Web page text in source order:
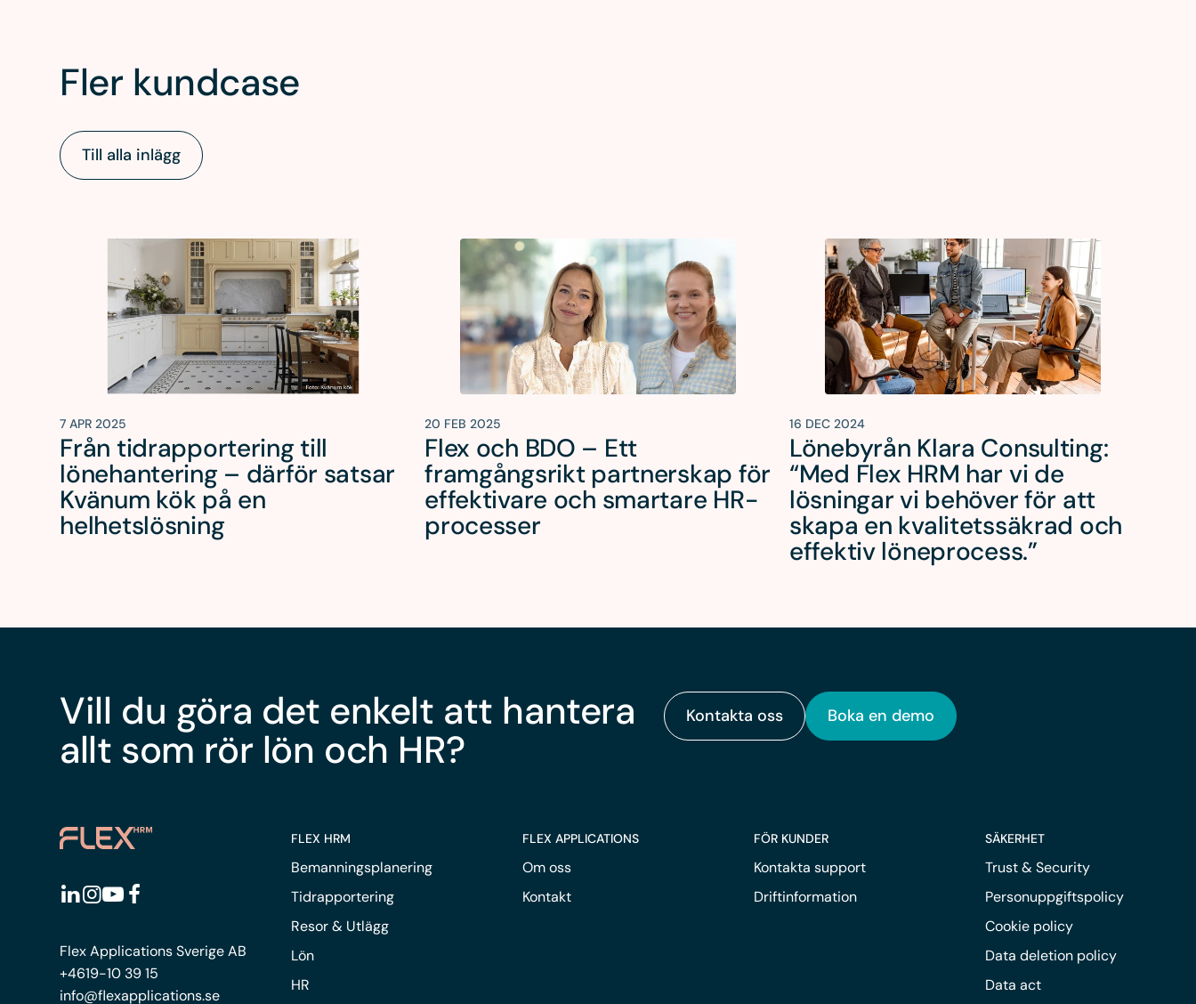
Fler kundcase
Till alla inlägg
7 APR 2025
Från tidrapportering till
lönehantering – därför satsar
Kvänum kök på en
helhetslösning
20 FEB 2025
Flex och BDO – Ett
framgångsrikt partnerskap för
effektivare och smartare HR-
processer
16 DEC 2024
Lönebyrån Klara Consulting:
“Med Flex HRM har vi de
lösningar vi behöver för att
skapa en kvalitetssäkrad och
effektiv löneprocess.”
Vill du göra det enkelt att hantera
allt som rör lön och HR?
Kontakta oss Boka en demo
Flex Applications Sverige AB
+4619-10 39 15
info@flexapplications.se
FLEX HRM
Bemanningsplanering
Tidrapportering
Resor & Utlägg
Lön
HR
FLEX APPLICATIONS
Om oss
Kontakt
FÖR KUNDER
Kontakta support
Driftinformation
SÄKERHET
Trust & Security
Personuppgiftspolicy
Cookie policy
Data deletion policy
Data act